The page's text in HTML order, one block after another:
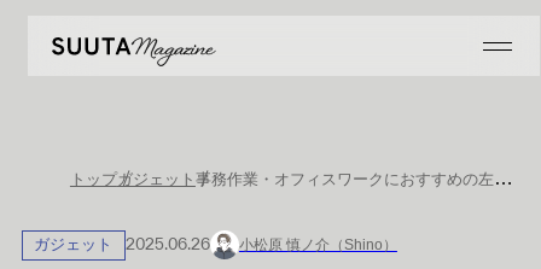
トップガジェット 事務作業・オフィスワークにおすすめの左手デバイス7選！選び方のポイントも解説
ガジェット 2025.06.26 小松原 慎ノ介（Shino）